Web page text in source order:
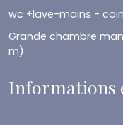
wc +lave-mains -
Grande chambre
m)
Informations